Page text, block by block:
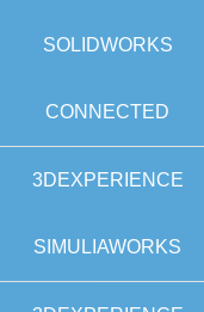
SOLIDWORKS
CONNECTED
3DEXPERIENCE
SIMULIAWORKS